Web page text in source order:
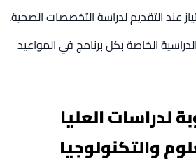
عند التقديم لدراسة التخصصات الصحية.
الخاصة بكل برنامج في المواعيد
لدراسات العليا
والتكنولوجيا